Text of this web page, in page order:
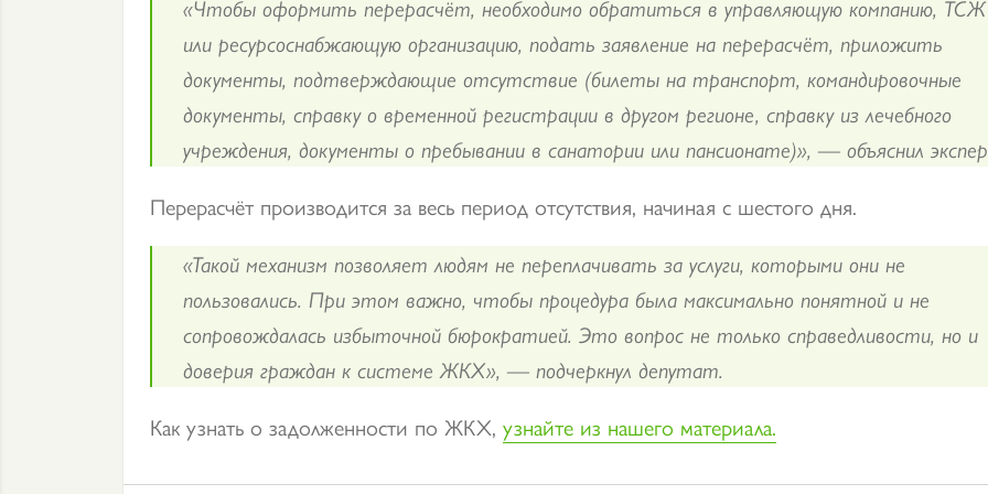
«Чтобы оформить перерасчёт, необходимо обратиться в управляющую компанию, ТСЖ
или ресурсоснабжающую организацию, подать заявление на перерасчёт, приложить
документы, подтверждающие отсутствие (билеты на транспорт, командировочные
документы, справку о временной регистрации в другом регионе, справку из лечебного
учреждения, документы о пребывании в санатории или пансионате)», — объяснил
Перерасчёт производится за весь период отсутствия, начиная с шестого дня.
«Такой механизм позволяет людям не переплачивать за услуги, которыми они не
пользовались. При этом важно, чтобы процедура была максимально понятной и не
сопровождалась избыточной бюрократией. Это вопрос не только справедливости, но и
доверия граждан к системе ЖКХ», — подчеркнул депутат.
Как узнать о задолженности по ЖКХ, узнайте из нашего материала.